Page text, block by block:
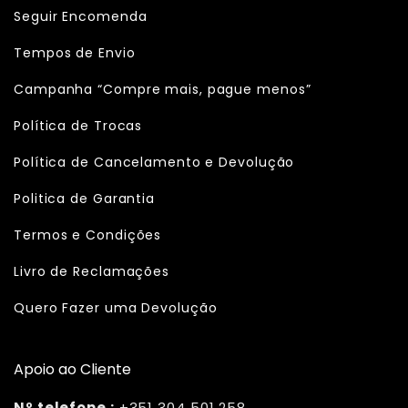
Seguir Encomenda
Tempos de Envio
Campanha “Compre mais, pague menos”
Política de Trocas
Política de Cancelamento e Devolução
Politica de Garantia
Termos e Condições
Livro de Reclamações
Quero Fazer uma Devolução
Apoio ao Cliente